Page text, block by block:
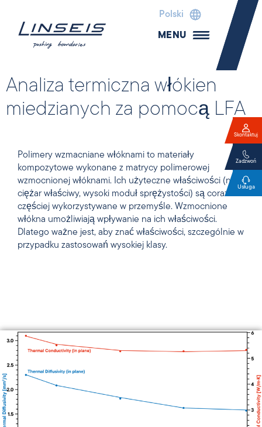
Polski
MENU
Analiza termiczna włókien
miedzianych za pomocą LFA
Polimery wzmacniane włóknami to materiały
kompozytowe wykonane z matrycy polimerowej
wzmocnionej włóknami. Ich użyteczne właściwości (niski
ciężar właściwy, wysoki moduł sprężystości) są coraz
częściej wykorzystywane w przemyśle. Wzmocnione
włókna umożliwiają wpływanie na ich właściwości.
Dlatego ważne jest, aby znać właściwości, szczególnie w
przypadku zastosowań wysokiej klasy.
Skontaktuj
Zadzwoń
Usługa